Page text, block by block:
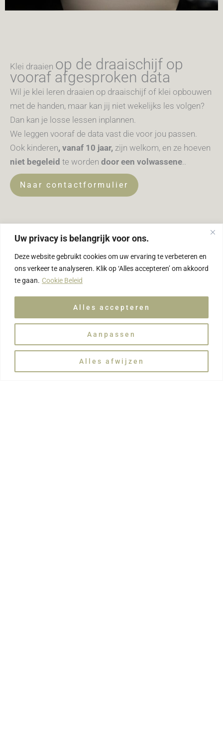
Uw privacy is belangrijk voor ons.
Deze website gebruikt cookies om uw ervaring te verbeteren en
ons verkeer te analyseren. Klik op ‘Alles accepteren’ om akkoord
te gaan. Cookie Beleid
Aanpassen
Alles afwijzen
Alles accepteren
Klei draaien op de draaischijf op
vooraf afgesproken data
Wil je klei leren draaien op draaischijf of klei opbouwen
met de handen, maar kan jij niet wekelijks les volgen?
Dan kan je losse lessen inplannen.
We leggen vooraf de data vast die voor jou passen.
Ook kinderen, vanaf 10 jaar, zijn welkom, en ze hoeven
niet begeleid te worden door een volwassene
Naar contactformulier